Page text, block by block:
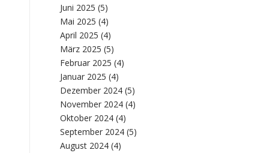
Juni 2025 (5)
Mai 2025 (4)
April 2025 (4)
März 2025 (5)
Februar 2025 (4)
Januar 2025 (4)
Dezember 2024 (5)
November 2024 (4)
Oktober 2024 (4)
September 2024 (5)
August 2024 (4)